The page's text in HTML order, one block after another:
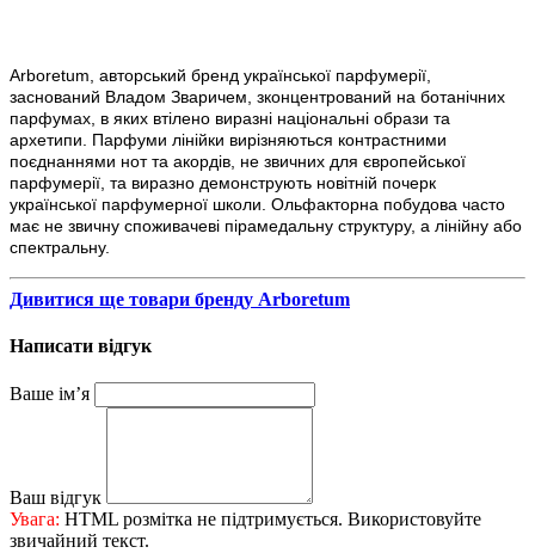
Arboretum, авторський бренд української парфумерії,
заснований Владом Зваричем, зконцентрований на ботанічних
парфумах, в яких втілено виразні національні образи та
архетипи. Парфуми лінійки вирізняються контрастними
поєднаннями нот та акордів, не звичних для європейської
парфумерії, та виразно демонструють новітній почерк
української парфумерної школи. Ольфакторна побудова часто
має не звичну споживачеві пірамедальну структуру, а лінійну або
спектральну.
Дивитися ще товари бренду Arboretum
Написати відгук
Ваше ім’я
Ваш відгук
Увага: HTML розмітка не підтримується. Використовуйте
звичайний текст.